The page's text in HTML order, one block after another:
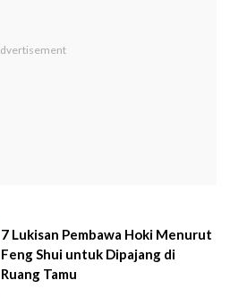
7 Lukisan Pembawa Hoki Menurut
Feng Shui untuk Dipajang di
Ruang Tamu